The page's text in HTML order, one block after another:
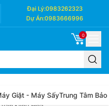
Đại Lý:0983262323
Dự Án:0983666996
0
Giặt - Máy SấyTrung Tâm Bảo